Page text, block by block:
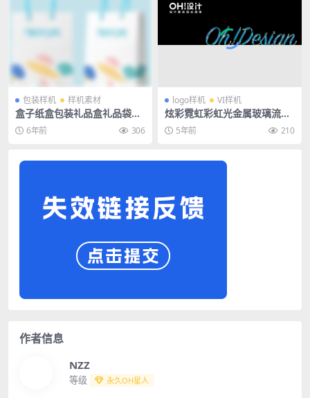
包装样机 样机素材
盒子纸盒包装礼品盒礼品袋纸
袋样机
6年前 306
logo样机 VI样机
炫彩霓虹彩虹光金属玻璃流体
酸性设计字体特效样机素材
5年前 210
作者信息
NZZ
等级 永久OH星人